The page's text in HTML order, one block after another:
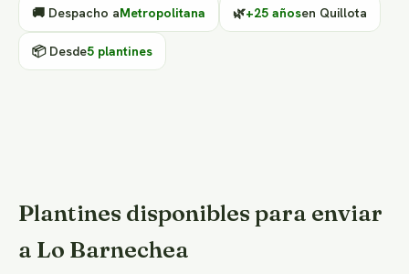
🚚 Despacho aMetropolitana 🌿+25 añosen Quillota
📦 Desde5 plantines
Plantines disponibles para enviar
a Lo Barnechea